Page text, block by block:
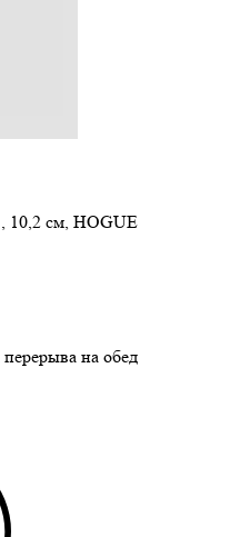
10,2 см, HOGUE
на обед